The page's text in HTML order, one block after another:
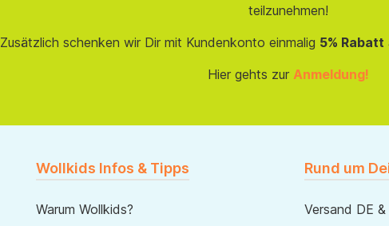
teilzunehmen!
Zusätzlich schenken wir Dir mit Kundenkonto einmalig 5% Rabatt
Hier gehts zur Anmeldung!
Wollkids Infos & Tipps
Warum Wollkids?
Rund um
Versand DE &